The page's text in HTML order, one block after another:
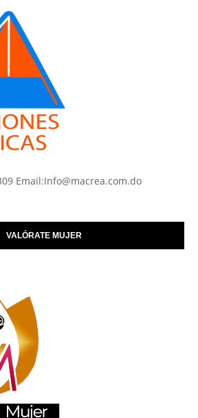
Email:Info@macrea.com.do
VALÓRATE MUJER